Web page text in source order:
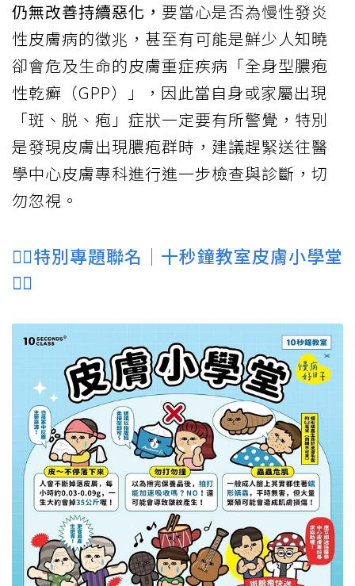
仍無改善持續惡化， 要當心是否為慢性發炎
性皮膚病的徵兆，甚至有可能是鮮少人知曉
卻會危及生命的皮膚重症疾病「全身型膿疱
性乾癬（GPP）」，因此當自身或家屬出現
「斑、脱、疱」症狀一定要有所警覺，特別
是發現皮膚出現膿疱群時，建議趕緊送往醫
學中心皮膚專科進行進一步檢查與診斷，切
勿忽視。
👉🏻特別專題聯名｜十秒鐘教室皮膚小學堂
👈🏻